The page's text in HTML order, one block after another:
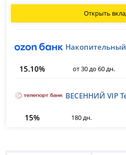
Открыть
Накопительный
15.10% от 30 до 60 дн.
ВЕСЕННИЙ VIP
15% 180 дн.